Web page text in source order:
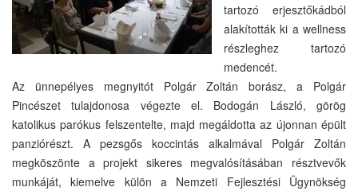
tartozó erjesztőkádból
alakították ki a wellness
részleghez tartozó
medencét.
Az ünnepélyes megnyitót Polgár Zoltán borász, a Polgár
Pincészet tulajdonosa végezte el. Bodogán László, görög
katolikus parókus felszentelte, majd megáldotta az újonnan épült
panziórészt. A pezsgős koccintás alkalmával Polgár Zoltán
megköszönte a projekt sikeres megvalósításában résztvevők
munkáját, kiemelve külön a Nemzeti Fejlesztési Ügynökség